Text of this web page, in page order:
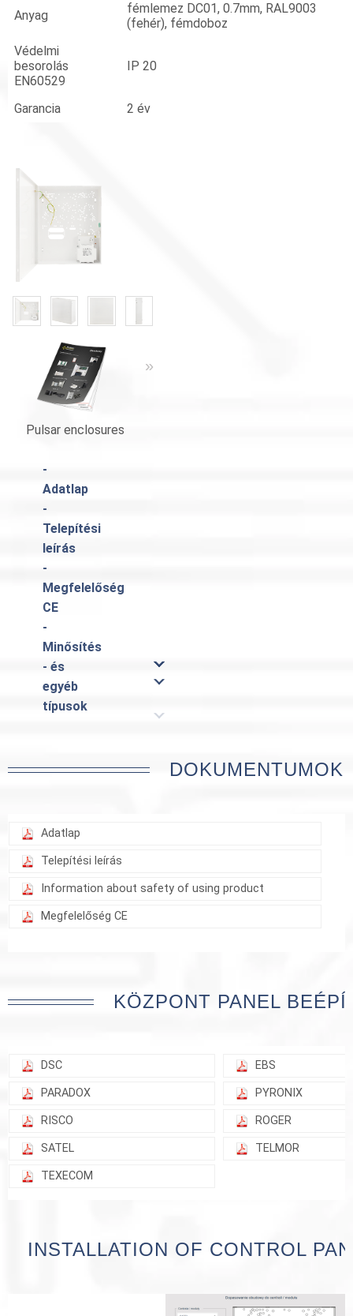
Anyag
fémlemez DC01, 0.7mm, RAL9003
(fehér), fémdoboz
Védelmi
besorolás
EN60529
IP 20
Garancia 2 év
Pulsar enclosures
»
-
Adatlap
-
Telepítési
leírás
-
Megfelelőség
CE
-
Minősítés
- és
egyéb
típusok
DOKUMENTUMOK
Adatlap
Telepítési leírás
Information about safety of using product
Megfelelőség CE
KÖZPONT PANEL
DSC EBS
PARADOX PYRONIX
RISCO ROGER
SATEL TELMOR
TEXECOM
INSTALLATION OF CONTROL